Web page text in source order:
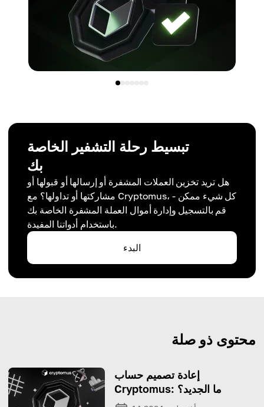
تبسيط رحلة التشفير الخاصة
بك
هل تريد تخزين العملات المشفرة أو إرسالها أو قبولها أو
مشاركتها أو تداولها؟ مع Cryptomus، كل شيء ممكن -
قم بالتسجيل وإدارة أموال العملة المشفرة الخاصة بك
باستخدام أدواتنا المفيدة.
البدء
محتوى ذو صلة
إعادة تصميم حساب
Cryptomus: ما الجديد؟